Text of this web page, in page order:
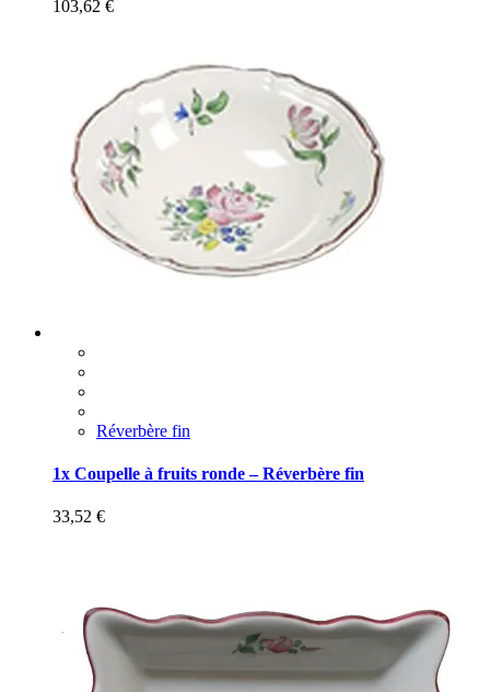
103,62 €
Réverbère fin
1x Coupelle à fruits ronde – Réverbère fin
33,52 €